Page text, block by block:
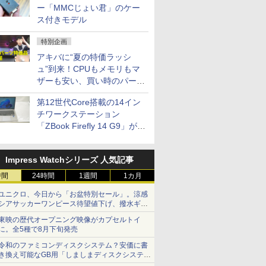
ー「MMCじょい君」のケー
ス付きモデル
特別企画
アキバに“夏の特価ラッシ
ュ”到来！CPUもメモリもマ
ザーも安い、買い時のパーツ
は？【8月7日(金)22時配信】
第12世代Core搭載の14イン
チワークステーション
「ZBook Firefly 14 G9」が
セール
Impress Watchシリーズ 人気記事
24時間 1週間 1カ月
ニクロ、今日から「お盆特別セール」。涼感
アサッカーワンピース待望値下げ、撥水ギア
ョーツは1990円に
映の歴代オープニング映像がカプセルトイ
。全5種で8月下旬発売
和のファミコンディスクシステム？安価に書
換え可能なGB用「しましまディスクシステ
」